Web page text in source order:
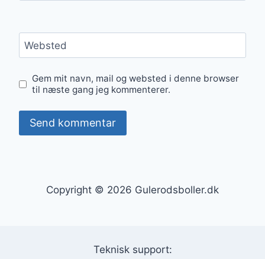
Websted
Gem mit navn, mail og websted i denne browser
til næste gang jeg kommenterer.
Copyright © 2026 Gulerodsboller.dk
Teknisk support: